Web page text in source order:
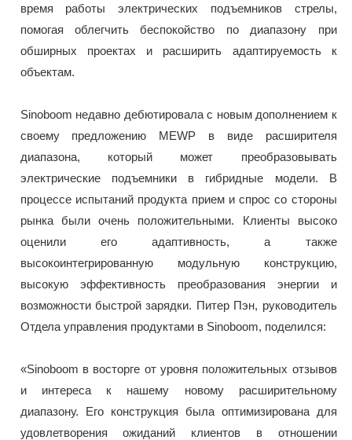
время работы электрических подъемников стрелы,
помогая облегчить беспокойство по диапазону при
обширных проектах и расширить адаптируемость к
объектам.
Sinoboom недавно дебютировала с новым дополнением к
своему предложению MEWP в виде расширителя
диапазона, который может преобразовывать
электрические подъемники в гибридные модели. В
процессе испытаний продукта прием и спрос со стороны
рынка были очень положительными. Клиенты высоко
оценили его адаптивность, а также
высокоинтегрированную модульную конструкцию,
высокую эффективность преобразования энергии и
возможности быстрой зарядки. Питер Пэн, руководитель
Отдела управления продуктами в Sinoboom, поделился:
«Sinoboom в восторге от уровня положительных отзывов
и интереса к нашему новому расширительному
диапазону. Его конструкция была оптимизирована для
удовлетворения ожиданий клиентов в отношении